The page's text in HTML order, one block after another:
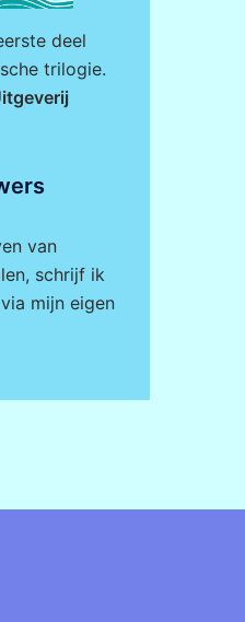
deel
trilogie.
van
schrijf ik
mijn eigen